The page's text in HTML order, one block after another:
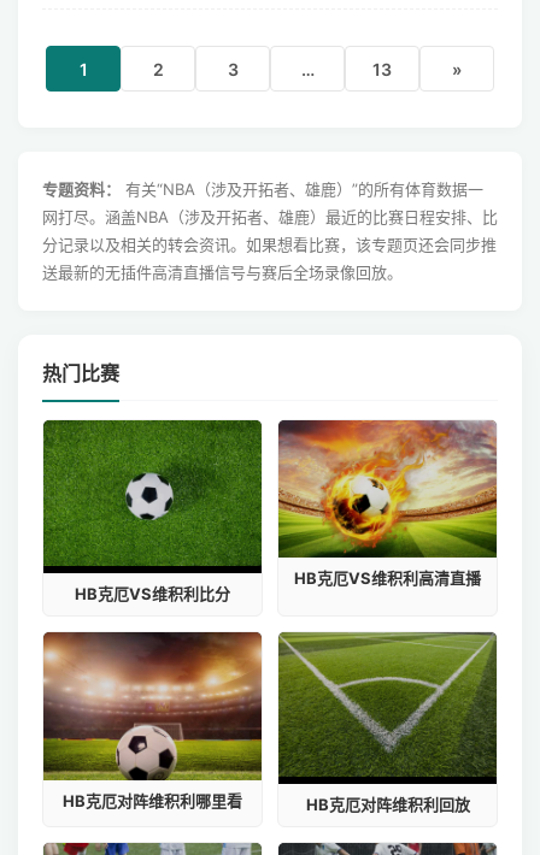
1 2 3 … 13 »
专题资料：
有关“NBA（涉及开拓者、雄鹿）”的所有体育数据一
网打尽。涵盖NBA（涉及开拓者、雄鹿）最近的比赛日程安排、比
分记录以及相关的转会资讯。如果想看比赛，该专题页还会同步推
送最新的无插件高清直播信号与赛后全场录像回放。
热门比赛
HB克厄VS维积利比分
HB克厄VS维积利高清直播
HB克厄对阵维积利哪里看 HB克厄对阵维积利回放